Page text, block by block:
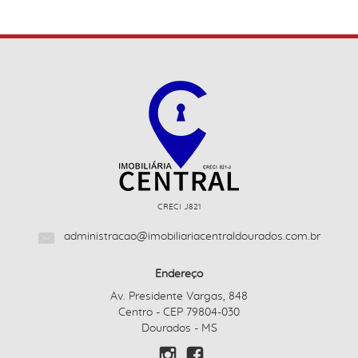
CRECI J821
administracao@imobiliariacentraldourados.com.br
Endereço
Av. Presidente Vargas, 848
Centro - CEP 79804-030
Dourados - MS